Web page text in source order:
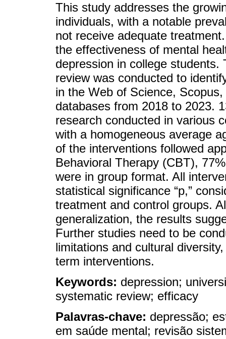
This study addresses the
individuals, with a notable
not receive adequate
the effectiveness of mental
depression in college
review was conducted to
in the Web of Science,
databases from 2018 to 2023.
research conducted in various
with a homogeneous average
of the interventions followed
Behavioral Therapy (CBT),
were in group format. All
statistical significance “p,”
treatment and control groups.
generalization, the results
Further studies need to be
limitations and cultural
term interventions.
Keywords: depression;
systematic review; efficacy
Palavras-chave: depressão;
em saúde mental; revisão